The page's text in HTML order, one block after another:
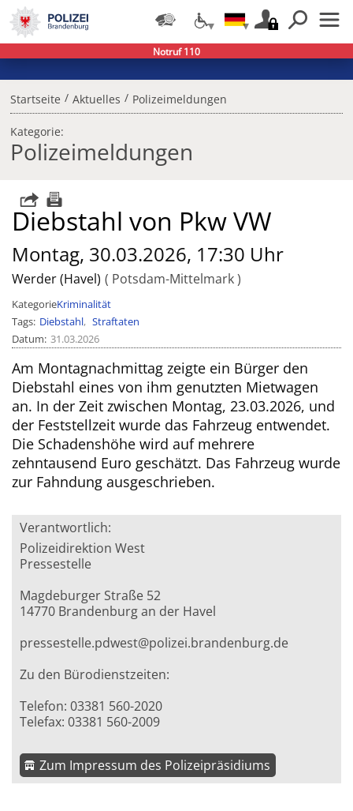
Startseite / Aktuelles / Polizeimeldungen
Kategorie:
Polizeimeldungen
Diebstahl von Pkw VW
Montag, 30.03.2026, 17:30 Uhr
Werder (Havel) Potsdam-Mittelmark
KategorieKriminalität
Tags Diebstahl
Straftaten
Datum 31.03.2026
Am Montagnachmittag zeigte ein Bürger den
Diebstahl eines von ihm genutzten Mietwagen
an. In der Zeit zwischen Montag, 23.03.2026, und
der Feststellzeit wurde das Fahrzeug entwendet.
Die Schadenshöhe wird auf mehrere
zehntausend Euro geschätzt. Das Fahrzeug wurde
zur Fahndung ausgeschrieben.
Verantwortlich:
Polizeidirektion West
Pressestelle
Magdeburger Straße 52
14770 Brandenburg an der Havel
pressestelle.pdwest@polizei.brandenburg.de
Zu den Bürodienstzeiten:
Telefon: 03381 560-2020
Telefax: 03381 560-2009
Zum Impressum des Polizeipräsidiums
Notruf 110